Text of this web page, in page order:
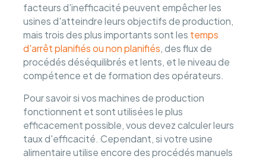
facteurs d'inefficacité peuvent empêcher les
usines d'atteindre leurs objectifs de production,
mais trois des plus importants sont les temps
d'arrêt planifiés ou non planifiés , des flux de
procédés déséquilibrés et lents, et le niveau de
compétence et de formation des opérateurs.
Pour savoir si vos machines de production
fonctionnent et sont utilisées le plus
efficacement possible, vous devez calculer leurs
taux d'efficacité. Cependant, si votre usine
alimentaire utilise encore des procédés manuels